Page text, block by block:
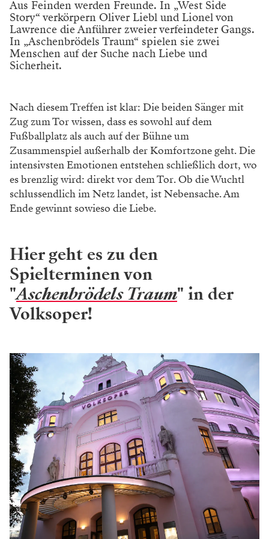
Aus Feinden werden Freunde. In „West Side
Story“ verkörpern Oliver Liebl und Lionel von
Lawrence die Anführer zweier verfeindeter Gangs.
In „Aschenbrödels Traum“ spielen sie zwei
Menschen auf der Suche nach Liebe und
Sicherheit.
Nach diesem Treffen ist klar: Diebeiden Sänger mit
Zug zum Tor wissen, dass es sowohl auf dem
Fußballplatz alsauch auf der Bühne um
Zusammenspielaußerhalb der Komfortzone geht. Die
intensivsten Emotionen entstehen schließlich dort, wo
es brenzlig wird: direkt vordem Tor. Ob die Wuchtl
schlussendlichim Netz landet, ist Nebensache. Am
Endegewinnt sowieso die Liebe.
Hier geht es zu den
Spielterminen von
"Aschenbrödels Traum" in der
Volksoper!